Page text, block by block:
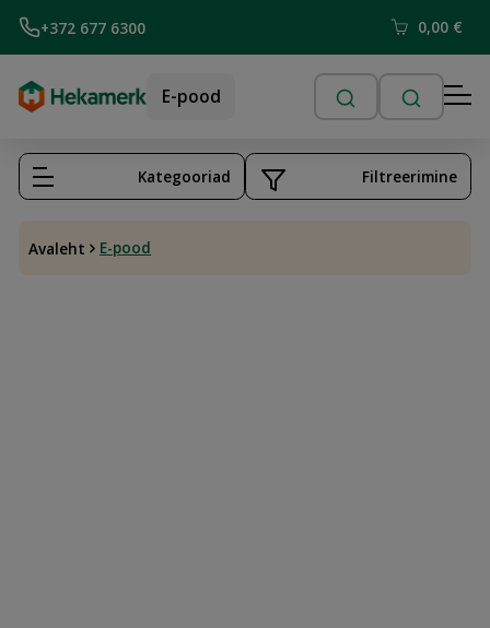
+372 677 6300 0,00 €
E-pood
Avaleht E-pood
Kategooriad Filtreerimine